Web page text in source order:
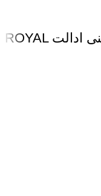
غذای خشک سگ رویال کنین مینی ادالت ROYAL